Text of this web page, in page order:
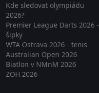
Kde sledovat olympiádu
2026?
Premier League Darts 2026 -
šipky
WTA Ostrava 2026 - tenis
Australian Open 2026
Biatlon v NMnM 2026
ZOH 2026